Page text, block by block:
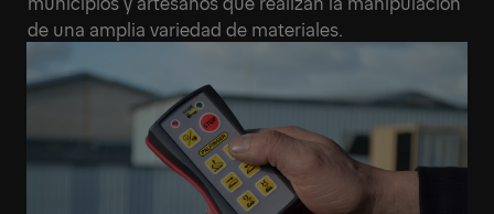
de una amplia variedad de materiales.